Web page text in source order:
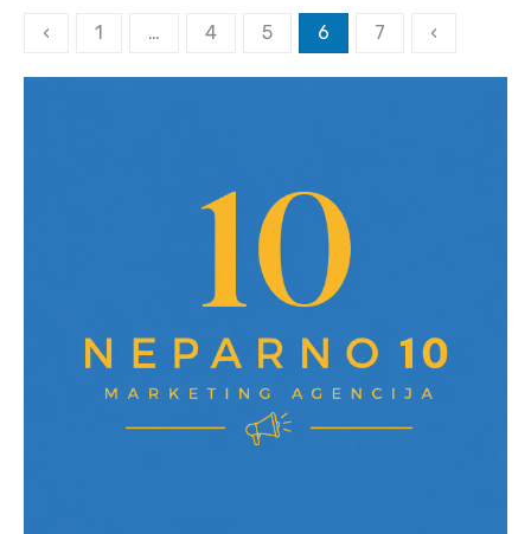
Posts
‹ 1 … 4 5 6 7 ‹